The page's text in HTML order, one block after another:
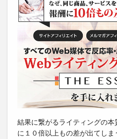
結果に繋がるライティングの
に１０倍以上もの差が出てしま